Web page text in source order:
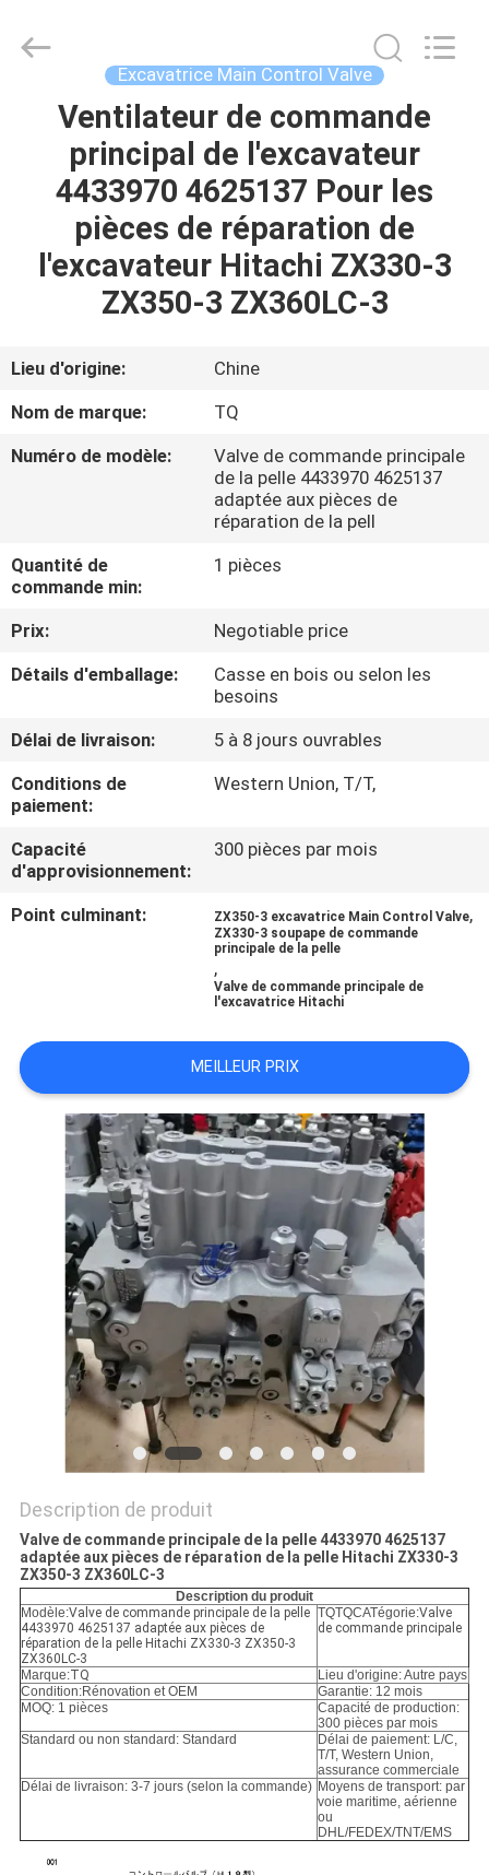
APERÇU
PRODUITS
VIDÉOS
SHOW
PROPOS
VISITE
DE
LA
CONTACT
TOUS
LES
DEMANDE
DE
SOUMISSION
PLAN
POLITIQUE
DE
CONFIDENTIALITÉ
Machinery
Excavatrice Main Control Valve
Ventilateur de commande
principal de l'excavateur
4433970 4625137 Pour les
pièces de réparation de
l'excavateur Hitachi ZX330-3
ZX350-3 ZX360LC-3
Lieu d'origine:
Chine
Nom de marque:
TQ
Numéro de modèle:
Valve de commande principale
de la pelle 4433970 4625137
adaptée aux pièces de
réparation de la pell
Quantité de
commande min:
1 pièces
Prix:
Negotiable price
Détails d'emballage:
Casse en bois ou selon les
besoins
Délai de livraison:
5 à 8 jours ouvrables
Conditions de
paiement:
Western Union, T/T,
Capacité
d'approvisionnement:
300 pièces par mois
Point culminant: ZX350-3 excavatrice Main Control Valve,
ZX330-3 soupape de commande
principale de la pelle
,
Valve de commande principale de
l'excavatrice Hitachi
MEILLEUR PRIX
Description de produit
Valve de commande principale de la pelle 4433970 4625137
adaptée aux pièces de réparation de la pelle Hitachi ZX330-3
ZX350-3 ZX360LC-3
Description du produit
Modèle:Valve de commande principale de la pelle
4433970 4625137 adaptée aux pièces de
réparation de la pelle Hitachi ZX330-3 ZX350-3
ZX360LC-3
TQTQCATégorie:Valve
de commande principale
Marque:TQ
Lieu d'origine: Autre pays
Condition:Rénovation et OEM
Garantie: 12 mois
MOQ: 1 pièces
Capacité de production:
300 pièces par mois
Standard ou non standard: Standard
Délai de paiement: L/C,
T/T, Western Union,
assurance commerciale
Délai de livraison: 3-7 jours (selon la commande) Moyens de transport: par
voie maritime, aérienne
ou
DHL/FEDEX/TNT/EMS